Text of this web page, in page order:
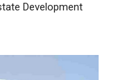
Development